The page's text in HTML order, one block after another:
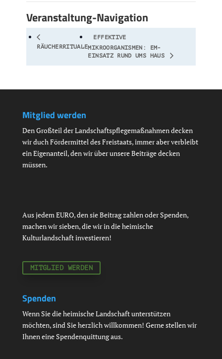
Veranstaltung-Navigation
RÄUCHERRITUALE
EFFEKTIVE
MIKROORGANISMEN: EM-
EINSATZ RUND UMS HAUS
Mitglied werden
Den Großteil der Landschaftspflegemaßnahmen decken
wir duch Fördermittel des Freistaats, immer aber verbleibt
ein Eigenanteil, den wir über unsere Beiträge decken
müssen.
Aus jedem EURO, den sie Beitrag zahlen oder Spenden,
machen wir sieben, die wir in die heimische
Kulturlandschaft investieren!
MITGLIED WERDEN
Spenden
Wenn Sie die heimische Landschaft unterstützen
möchten, sind Sie herzlich willkommen! Gerne stellen wir
Ihnen eine Spendenquittung aus.